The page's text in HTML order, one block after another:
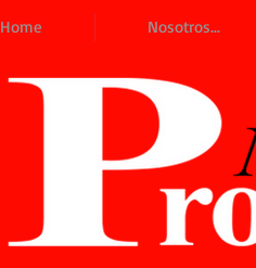
Home Nosotros...